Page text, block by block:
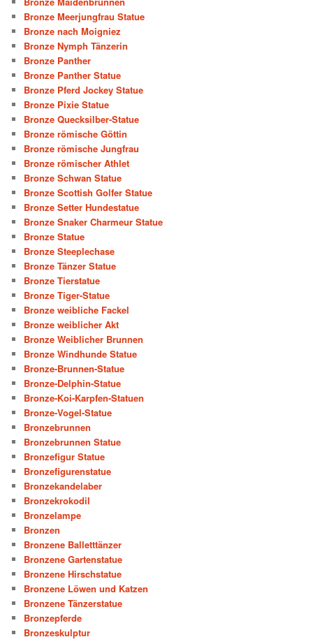
Bronze Meerjungfrau Statue
Bronze nach Moigniez
Bronze Nymph Tänzerin
Bronze Panther
Bronze Panther Statue
Bronze Pferd Jockey Statue
Bronze Pixie Statue
Bronze Quecksilber-Statue
Bronze römische Göttin
Bronze römische Jungfrau
Bronze römischer Athlet
Bronze Schwan Statue
Bronze Scottish Golfer Statue
Bronze Setter Hundestatue
Bronze Snaker Charmeur Statue
Bronze Statue
Bronze Steeplechase
Bronze Tänzer Statue
Bronze Tierstatue
Bronze Tiger-Statue
Bronze weibliche Fackel
Bronze weiblicher Akt
Bronze Weiblicher Brunnen
Bronze Windhunde Statue
Bronze-Brunnen-Statue
Bronze-Delphin-Statue
Bronze-Koi-Karpfen-Statuen
Bronze-Vogel-Statue
Bronzebrunnen
Bronzebrunnen Statue
Bronzefigur Statue
Bronzefigurenstatue
Bronzekandelaber
Bronzekrokodil
Bronzelampe
Bronzen
Bronzene Balletttänzer
Bronzene Gartenstatue
Bronzene Hirschstatue
Bronzene Löwen und Katzen
Bronzene Tänzerstatue
Bronzepferde
Bronzeskulptur